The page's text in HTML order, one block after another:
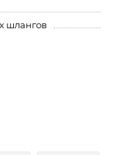
шлангов